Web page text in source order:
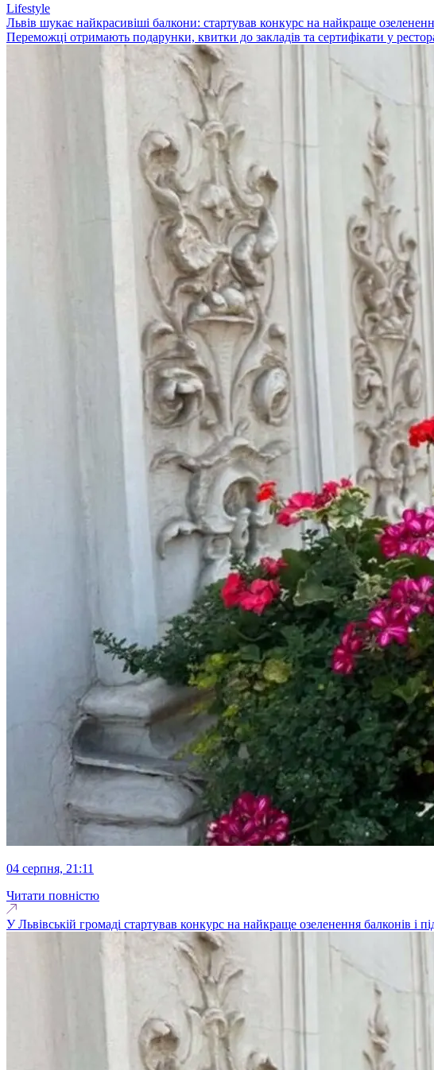
Lifestyle
Львів шукає найкрасивіші балкони: стартував конкурс на найкраще
Переможці отримають подарунки, квитки до закладів та сертифікати у
04 серпня, 21:11
Читати повністю
У Львівській громаді стартував конкурс на найкраще озеленення балконів і